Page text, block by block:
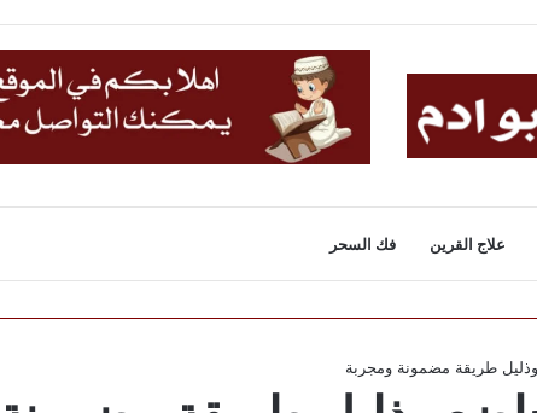
علاج القرين فك السحر
طريقة مضمونة ومجربة